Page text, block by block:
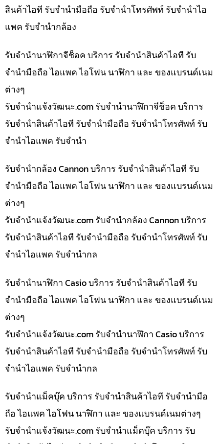
สินค้าไอที รับจำนำมือถือ รับจำนำโทรศัพท์ รับจำนำไอ
แพค รับจำนำกล้อง
รับจำนำนาฬิกาจีช็อค บริการ รับจำนำสินค้าไอที รับ
จำนำมือถือ ไอแพค ไอโฟน นาฬิกา และ ของแบรนด์เนม
ต่างๆ
รับจํานําแจ้งวัฒนะ.com รับจำนำนาฬิกาจีช็อค บริการ
รับจำนำสินค้าไอที รับจำนำมือถือ รับจำนำโทรศัพท์ รับ
จำนำไอแพค รับจำนำ
รับจำนำกล้อง Cannon บริการ รับจำนำสินค้าไอที รับ
จำนำมือถือ ไอแพค ไอโฟน นาฬิกา และ ของแบรนด์เนม
ต่างๆ
รับจํานําแจ้งวัฒนะ.com รับจำนำกล้อง Cannon บริการ
รับจำนำสินค้าไอที รับจำนำมือถือ รับจำนำโทรศัพท์ รับ
จำนำไอแพค รับจำนำกล
รับจำนำนาฬิกา Casio บริการ รับจำนำสินค้าไอที รับ
จำนำมือถือ ไอแพค ไอโฟน นาฬิกา และ ของแบรนด์เนม
ต่างๆ
รับจํานําแจ้งวัฒนะ.com รับจำนำนาฬิกา Casio บริการ
รับจำนำสินค้าไอที รับจำนำมือถือ รับจำนำโทรศัพท์ รับ
จำนำไอแพค รับจำนำกล
รับจำนำแม็คบุ๊ค บริการ รับจำนำสินค้าไอที รับจำนำมือ
ถือ ไอแพค ไอโฟน นาฬิกา และ ของแบรนด์เนมต่างๆ
รับจํานําแจ้งวัฒนะ.com รับจำนำแม็คบุ๊ค บริการ รับ